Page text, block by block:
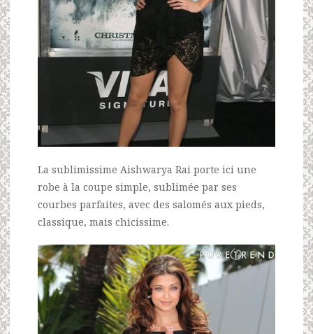
La sublimissime Aishwarya Rai porte ici une
robe à la coupe simple, sublimée par ses
courbes parfaites, avec des salomés aux pieds,
classique, mais chicissime.